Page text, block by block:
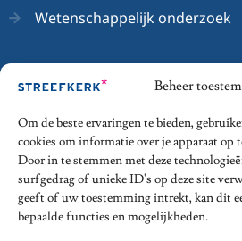
Beheer
Om de beste ervaringen te bieden,
cookies om informatie over je apparaat op
Door in te stemmen met deze
surfgedrag of unieke ID's op deze site
geeft of uw toestemming intrekt, kan dit
bepaalde functies en mogelijkheden.
Wetenschappelijk onderzoek
Privacy Statement
Disclaimer